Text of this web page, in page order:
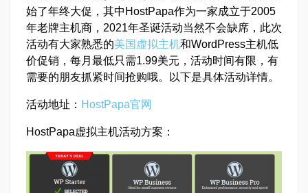
始了年终大促，其中HostPapa作为一家成立于2005
年老牌主机商，2021年圣诞活动当然不会缺席，此次
活动有大家熟悉的美国虚拟主机和WordPress主机低
价促销，每月最低只需1.99美元，活动时间有限，有
需要的朋友抓紧时间抢购哦。以下是具体活动详情。
活动地址： HostPapa官网
HostPapa虚拟主机活动方案：